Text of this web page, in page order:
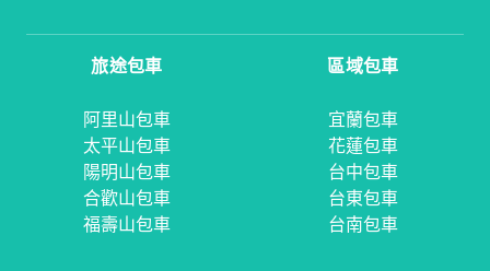
旅途包車
阿里山包車
太平山包車
陽明山包車
合歡山包車
福壽山包車
區域包車
宜蘭包車
花蓮包車
台中包車
台東包車
台南包車